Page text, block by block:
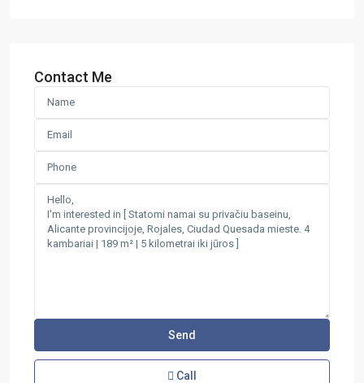
Contact Me
Call